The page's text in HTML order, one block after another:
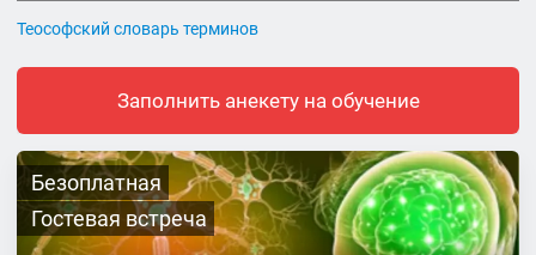
Теософский словарь терминов
Заполнить анекету на обучение
Безоплатная
Гостевая встреча